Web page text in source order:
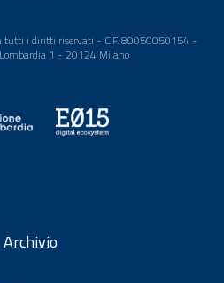
tutti i diritti riservati - C.F. 80050050154 -
1 - 20124 Milano
Archivio